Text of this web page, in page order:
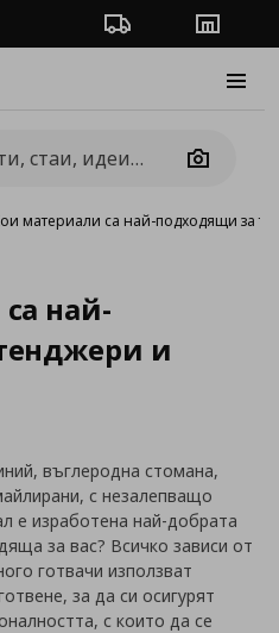
Проследяване на
Camera
материали са най-подходящи за
най-
и
въглеродна стомана,
с незалепващо
е изработена най-добрата
за вас? Всичко зависи от
готвачи използват
за да си осигурят
с които да се